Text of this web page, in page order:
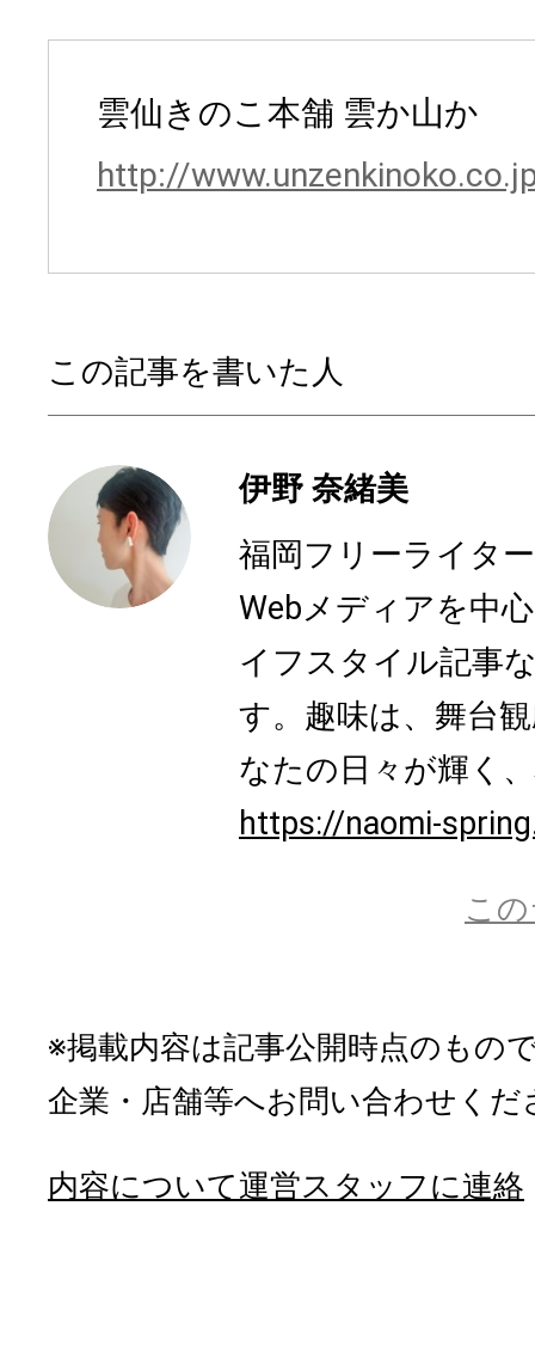
雲仙きのこ本舗 雲か山か
http://
この記事を書いた人
伊野 奈緒美
福岡フリーライタ
Webメディアを中
イフスタイル記事
す。趣味は、舞台
なたの日々が輝く
https://naomi-
こ
※掲載内容は記事公開時点のもの
企業・店舗等へお問い合わせくだ
内容について運営スタッフに連絡